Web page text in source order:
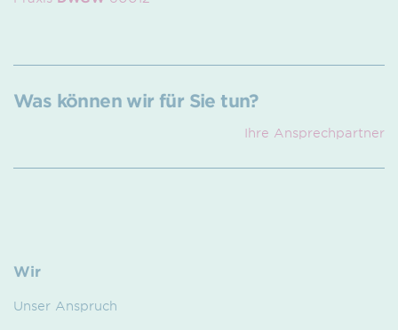
Was können wir für Sie tun?
Ihre Ansprech­partner
Wir
Unser Anspruch